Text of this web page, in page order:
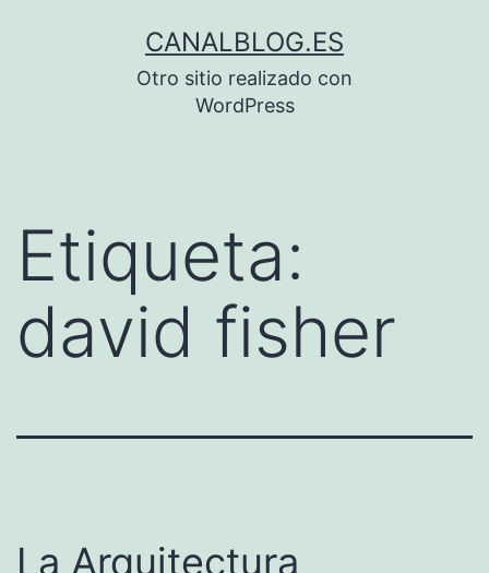
CANALBLOG.ES
Otro sitio realizado con
WordPress
Etiqueta:
david fisher
La Arquitectura